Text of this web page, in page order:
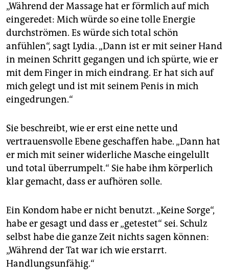
„Während der Massage hat er förmlich auf mich
eingeredet: Mich würde so eine tolle Energie
durchströmen. Es würde sich total schön
anfühlen“, sagt Lydia. „Dann ist er mit seiner Hand
in meinen Schritt gegangen und ich spürte, wie er
mit dem Finger in mich eindrang. Er hat sich auf
mich gelegt und ist mit seinem Penis in mich
eingedrungen.“
Sie beschreibt, wie er erst eine nette und
vertrauensvolle Ebene geschaffen habe. „Dann hat
er mich mit seiner widerliche Masche eingelullt
und total überrumpelt.“ Sie habe ihm körperlich
klar gemacht, dass er aufhören solle.
Ein Kondom habe er nicht benutzt. „Keine Sorge“,
habe er gesagt und dass er „getestet“ sei. Schulz
selbst habe die ganze Zeit nichts sagen können:
„Während der Tat war ich wie erstarrt.
Handlungsunfähig.“